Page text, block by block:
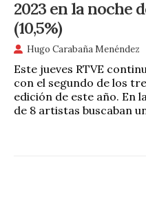
2023 en la noche
(10,5%)
Hugo Carabaña Menéndez
Este jueves RTVE
con el segundo de los
edición de este año. En
de 8 artistas buscaban